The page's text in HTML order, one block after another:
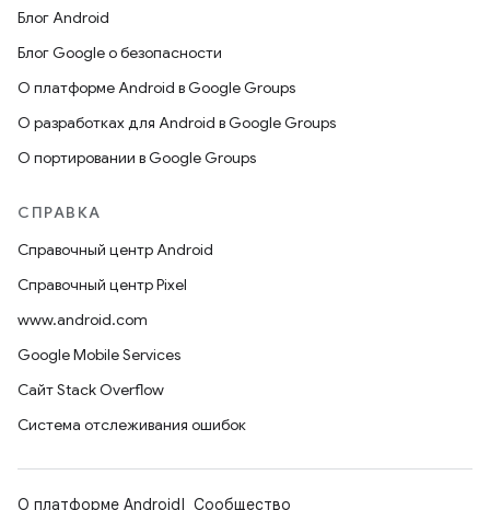
Блог Android
Блог Google о безопасности
О платформе Android в Google Groups
О разработках для Android в Google Groups
О портировании в Google Groups
СПРАВКА
Справочный центр Android
Справочный центр Pixel
www.android.com
Google Mobile Services
Сайт Stack Overflow
Система отслеживания ошибок
О платформе Android Сообщество